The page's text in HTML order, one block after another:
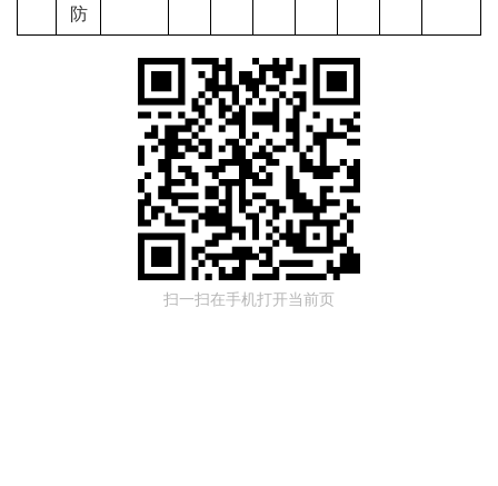
防
扫一扫在手机打开当前页